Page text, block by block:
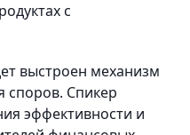
с
выстроен механизм
споров. Спикер
эффективности и